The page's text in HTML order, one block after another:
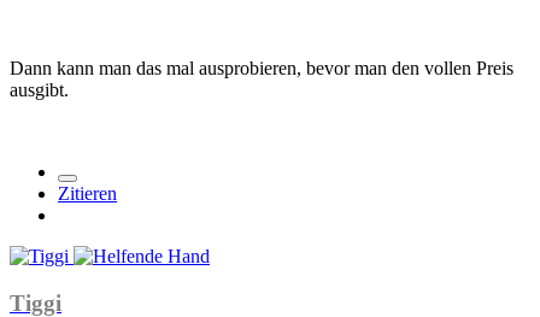
Dann kann man das mal ausprobieren, bevor man den vollen Preis
ausgibt.
Zitieren
Tiggi